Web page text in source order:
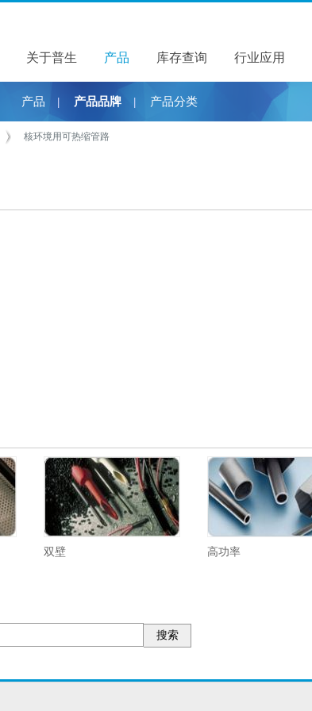
关于普生
关于普生 产品
产品 库存查询 行业应用
产品 产品品牌 产品分类
核环境用可热缩管路
双壁 高功率
搜索